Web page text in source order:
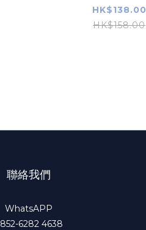
HK$138.00
HK$158.00
聯絡我們
WhatsAPP
852-6282 4638